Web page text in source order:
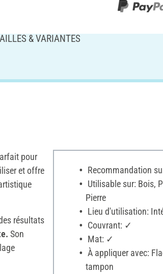
& VARIANTES
pour
et offre
résultats
Son
Recommandation
Utilisable sur: Bois,
Pierre
Lieu d'utilisation:
Couvrant: ✓
Mat: ✓
À appliquer avec:
tampon